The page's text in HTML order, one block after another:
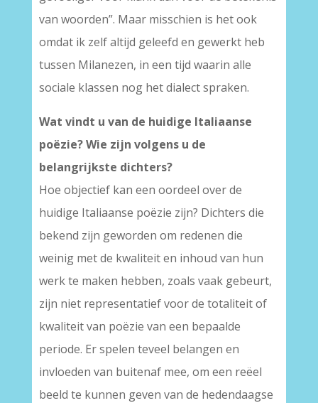
van woorden”. Maar misschien is het ook
omdat ik zelf altijd geleefd en gewerkt heb
tussen Milanezen, in een tijd waarin alle
sociale klassen nog het dialect spraken.
Wat vindt u van de huidige Italiaanse
poëzie? Wie zijn volgens u de
belangrijkste dichters?
Hoe objectief kan een oordeel over de
huidige Italiaanse poëzie zijn? Dichters die
bekend zijn geworden om redenen die
weinig met de kwaliteit en inhoud van hun
werk te maken hebben, zoals vaak gebeurt,
zijn niet representatief voor de totaliteit of
kwaliteit van poëzie van een bepaalde
periode. Er spelen teveel belangen en
invloeden van buitenaf mee, om een reëel
beeld te kunnen geven van de hedendaagse